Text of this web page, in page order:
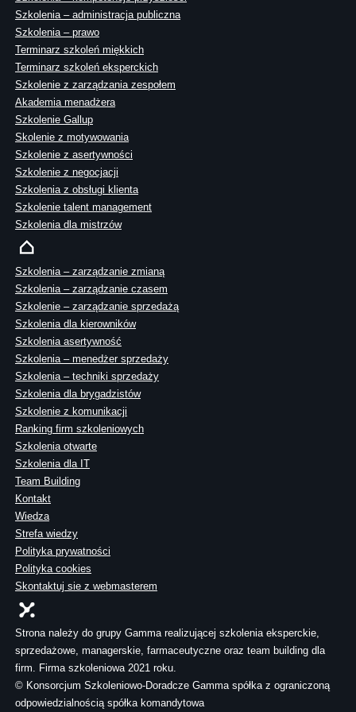
Szkolenia – administracja publiczna
Szkolenia – prawo
Terminarz szkoleń miękkich
Terminarz szkoleń eksperckich
Szkolenie z zarządzania zespołem
Akademia menadżera
Szkolenie Gallup
Skolenie z motywowania
Szkolenie z asertywności
Szkolenie z negocjacji
Szkolenia z obsługi klienta
Szkolenie talent management
Szkolenia dla mistrzów
Szkolenia – zarządzanie zmianą
Szkolenia – zarządzanie czasem
Szkolenie – zarządzanie sprzedażą
Szkolenia dla kierowników
Szkolenia asertywność
Szkolenia – menedżer sprzedaży
Szkolenia – techniki sprzedaży
Szkolenia dla brygadzistów
Szkolenie z komunikacji
Ranking firm szkoleniowych
Szkolenia otwarte
Szkolenia dla IT
Team Building
Kontakt
Wiedza
Strefa wiedzy
Polityka prywatności
Polityka cookies
Skontaktuj sie z webmasterem
Strona należy do grupy Gamma realizującej szkolenia eksperckie,
sprzedażowe, managerskie, farmaceutyczne oraz team building dla
firm. Firma szkoleniowa 2021 roku.
© Konsorcjum Szkoleniowo-Doradcze Gamma spółka z ograniczoną
odpowiedzialnością spółka komandytowa